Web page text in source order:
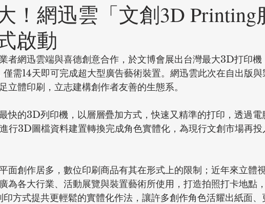
！網迅雲「文創3D Printing
啟動
者網迅雲端與喜德創意合作，於文博會展出台灣最大3D打印機
需14天即可完成超大型廣告藝術裝置。網迅雲此次在自出版與
立體印刷，立志建構創作者友善的生態系。
快的3D列印機，以層層疊加方式，快速又精準的打印，透過電
行3D圖檔資料建置轉換完成角色實體化，為現行文創市場再投
面創作居多，數位印刷商品有其在形式上的限制；近年來立體
為各大行業、活動展覽與裝置藝術所使用，打造拍照打卡地點
方式提共更輕鬆的實體化作法，讓許多創作角色活耀出紙面、